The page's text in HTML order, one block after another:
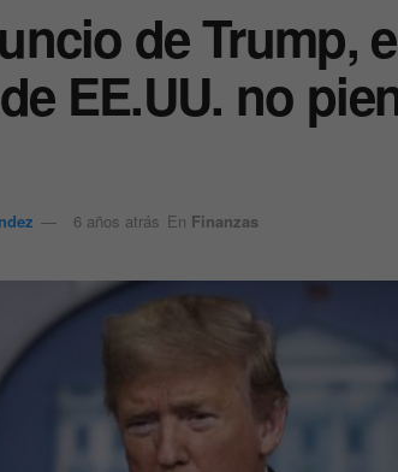
de Trump,
EE.UU. no
6 años atrás En Finanzas